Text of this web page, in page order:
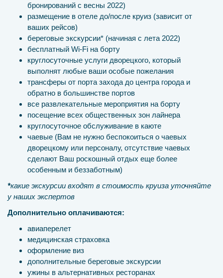
бронирований с весны 2022)
размещение в отеле до/после круиз (зависит от
ваших рейсов)
береговые экскурсии* (начиная с лета 2022)
бесплатный Wi-Fi на борту
круглосуточные услуги дворецкого, который
выполнят любые ваши особые пожелания
трансферы от порта захода до центра города и
обратно в большинстве портов
все развлекательные мероприятия на борту
посещение всех общественных зон лайнера
круглосуточное обслуживание в каюте
чаевые (Вам не нужно беспокоиться о чаевых
дворецкому или персоналу, отсутствие чаевых
сделают Ваш роскошный отдых еще более
особенным и беззаботным)
*какие экскурсии входят в стоимость круиза уточняйте
у наших экспертов
Дополнительно оплачиваются:
авиаперелет
медицинская страховка
оформление виз
дополнительные береговые экскурсии
ужины в альтернативных ресторанах